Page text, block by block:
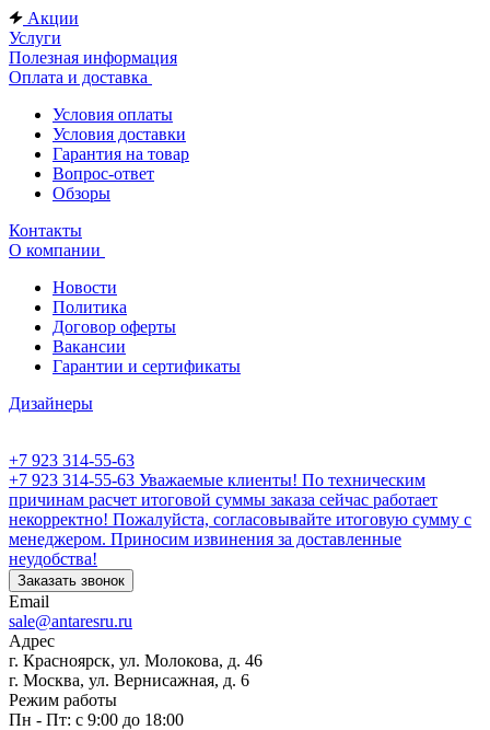
Акции
Услуги
Полезная информация
Оплата и доставка
Условия оплаты
Условия доставки
Гарантия на товар
Вопрос-ответ
Обзоры
Контакты
О компании
Новости
Политика
Договор оферты
Вакансии
Гарантии и сертификаты
Дизайнеры
+7 923 314-55-63
+7 923 314-55-63 Уважаемые клиенты! По техническим
причинам расчет итоговой суммы заказа сейчас работает
некорректно! Пожалуйста, согласовывайте итоговую сумму с
менеджером. Приносим извинения за доставленные
неудобства!
Заказать звонок
Email
sale@antaresru.ru
Адрес
г. Красноярск, ул. Молокова, д. 46
г. Москва, ул. Вернисажная, д. 6
Режим работы
Пн - Пт: с 9:00 до 18:00